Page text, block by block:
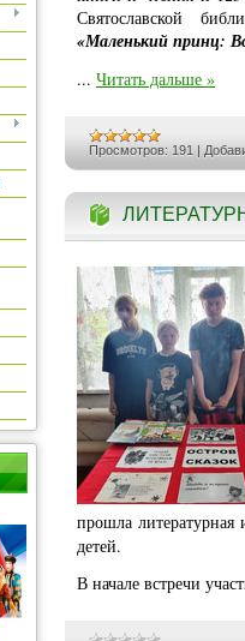
Святославской
«Маленький принц:
... Читать дальше »
Просмотров: 191
прошла литературная
детей.
В начале встречи